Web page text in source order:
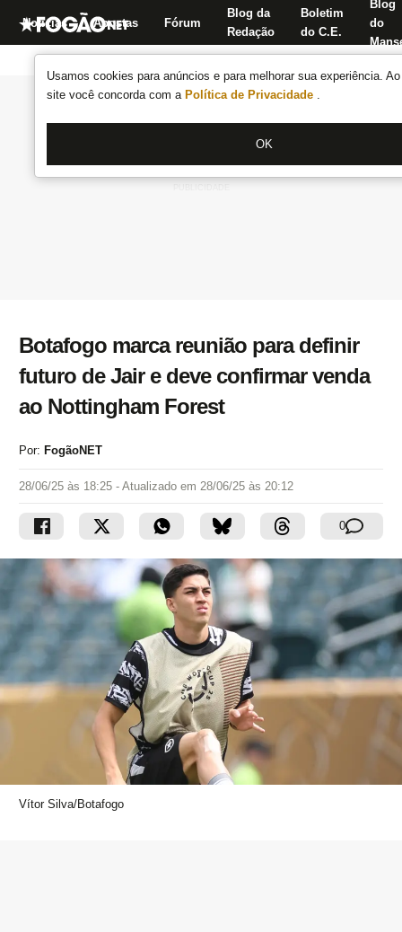
Usamos cookies para anúncios e para melhorar sua experiência.
site você concorda com a Política de Privacidade .
OK
Notícias Apostas Fórum
Blog da
Redação
Boletim
do C.E.
Blog
do
Botafogo marca reunião para definir
futuro de Jair e deve confirmar venda
ao Nottingham Forest
Por: FogãoNET
28/06/25 às 18:25 - Atualizado em 28/06/25 às 20:12
0
Vítor Silva/Botafogo